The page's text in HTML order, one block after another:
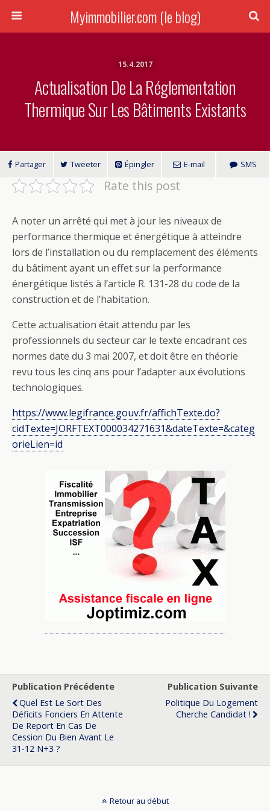
Myimmobilier.com (le blog)
15.4.2017
Actualisation De La Réglementation
Thermique Sur Les Bâtiments Existants
Partager Tweeter Épingler E-mail SMS
Rate this post
A noter un arrêté qui met à jour les niveaux de
performance thermique et énergétique à atteindre
lors de l’installation ou du remplacement des éléments
du bâtiment ayant un effet sur la performance
énergétique listés à l’article R. 131-28 du code de la
construction et de l’habitation.
Cette actualisation était attendu par les
professionnels du secteur car le texte encadrant ces
normes date du 3 mai 2007, et doit être en théorie
revu tous les cinq ans pour l’adapter aux évolutions
technologiques.
https://www.legifrance.gouv.fr/affichTexte.do?
cidTexte=JORFTEXT000034271631&dateTexte=&categ
orieLien=id
Publication Précédente
Quel Est Le Sort Des
Déficits Fonciers En Attente
De Report En Cas De
Cession Du Bien Avant Le
31-12 N+3 ?
Publication Suivante
Politique Du Logement
Cherche Candidat !
Retour au début